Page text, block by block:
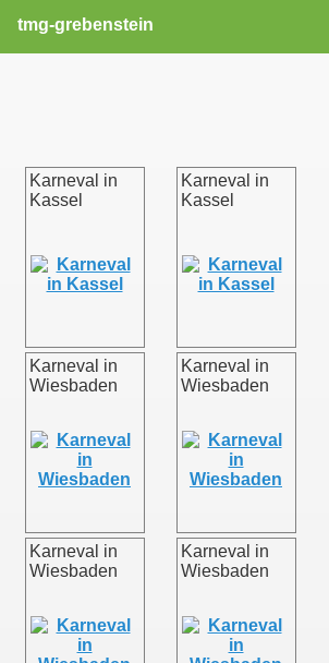
tmg-grebenstein
Karneval in
Kassel
Karneval in
Kassel
Karneval in
Wiesbaden
Karneval in
Wiesbaden
Karneval in
Wiesbaden
Karneval in
Wiesbaden